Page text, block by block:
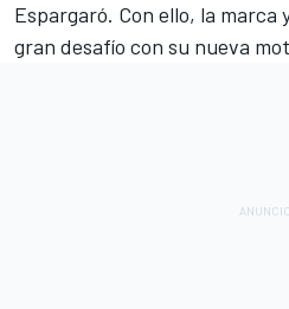
Espargaró. Con ello, la marca
gran desafío con su nueva